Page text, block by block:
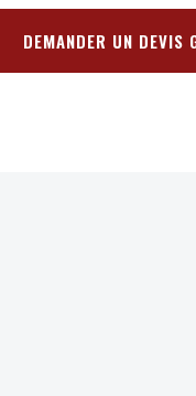
DEMANDER UN DEVIS